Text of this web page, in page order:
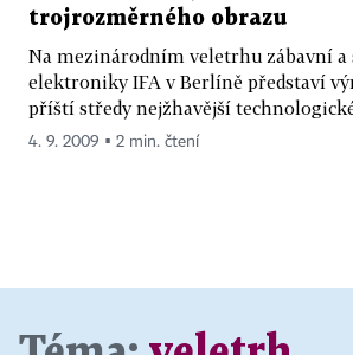
trojrozměrného obrazu
Na mezinárodním veletrhu zábavní
elektroniky IFA v Berlíně představí
příští středy nejžhavější
4. 9. 2009 ▪ 2 min. čtení